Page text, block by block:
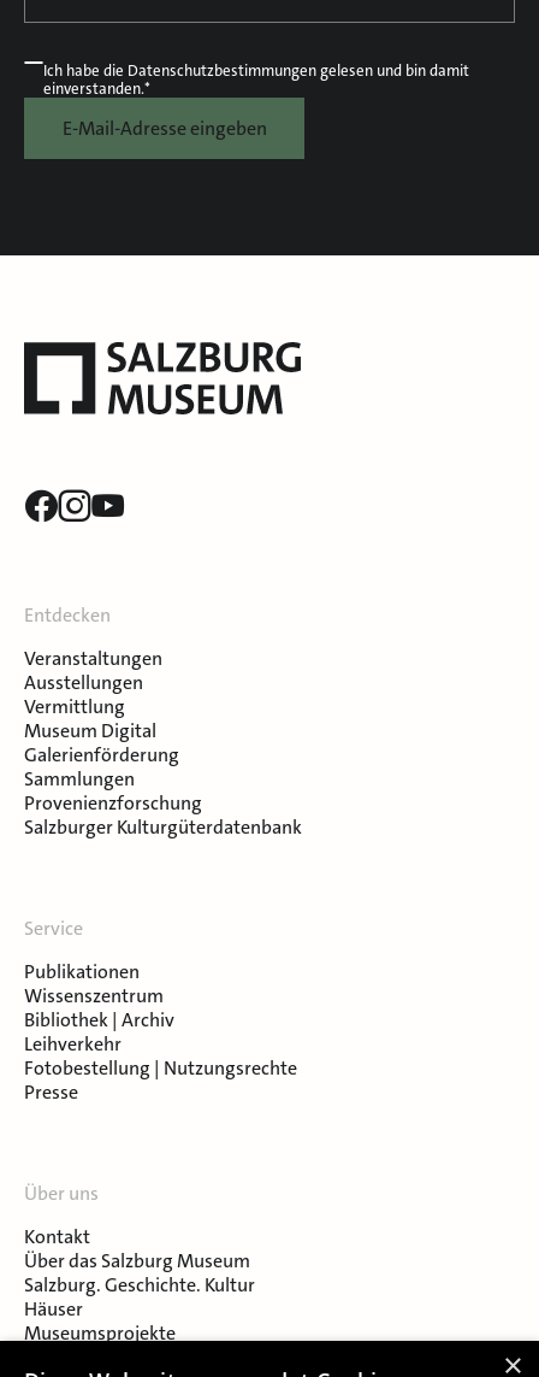
Ich habe die Datenschutzbestimmungengelesen und bin damit
einverstanden.*
E-Mail-Adresse eingeben
Entdecken
Veranstaltungen
Ausstellungen
Vermittlung
Museum Digital
Galerienförderung
Sammlungen
Provenienzforschung
Salzburger Kulturgüterdatenbank
Service
Publikationen
Wissenszentrum
Bibliothek | Archiv
Leihverkehr
Fotobestellung | Nutzungsrechte
Presse
Über uns
Kontakt
Über das Salzburg Museum
Salzburg. Geschichte. Kultur
Häuser
Museumsprojekte
×